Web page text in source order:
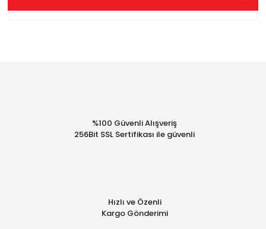
ağı olan Karataş Ambalaj birçok işletmeye sektörüne
%100 Güvenli Alışveriş
256Bit SSL Sertifikası ile güvenli
Hızlı ve Özenli
Kargo Gönderimi